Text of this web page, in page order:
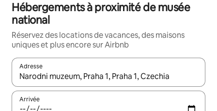
Hébergements à proximité de musée
national
Réservez des locations de vacances, des maisons
uniques et plus encore sur Airbnb
Adresse
Lorsque les résultats s'affichent, utilisez les flèches vers le
Arrivée